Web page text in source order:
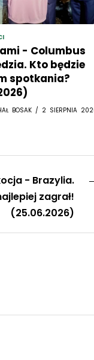
- Columbus
Kto będzie
spotkania?
BOSAK / 2 SIERPNIA
- Brazylia.
zagrał!
(25.06.2026)